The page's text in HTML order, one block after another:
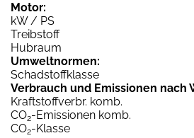
Motor:
kW / PS
Treibstoff
Hubraum
Umweltnormen:
Schadstoffklasse
Verbrauch und Emissionen nach
Kraftstoffverbr. komb.
CO2-Emissionen komb.
CO2-Klasse